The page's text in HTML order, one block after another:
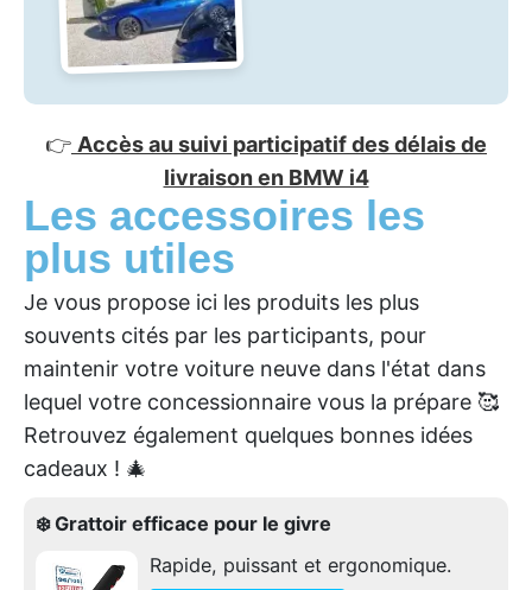
👉 Accès au suivi participatif des délais de
livraison en BMW i4
Les accessoires les
plus utiles
Je vous propose ici les produits les plus
souvents cités par les participants, pour
maintenir votre voiture neuve dans l'état dans
lequel votre concessionnaire vous la prépare 🥰
Retrouvez également quelques bonnes idées
cadeaux ! 🎄
❄️ Grattoir efficace pour le givre
Rapide, puissant et ergonomique.